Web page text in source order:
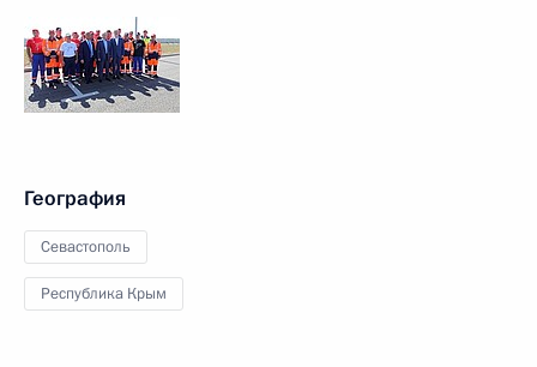
География
Севастополь
Республика Крым